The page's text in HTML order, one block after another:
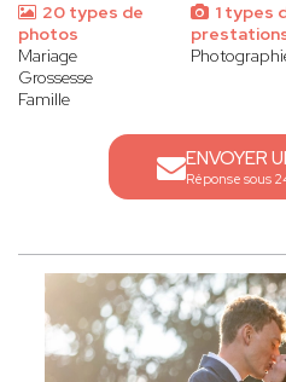
20 types de
photos
Mariage
Grossesse
Famille
1 types
ENVOYER
Réponse sous